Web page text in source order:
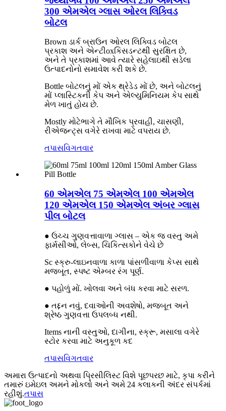
300 એમએલ ગ્લાસ ઓરલ લિક્વિડ
બોટલ
Brown ડાર્ક બ્રાઉન ઓરલ લિક્વિડ બોટલ
પ્રકાશ અને એન્ટીoxકિસડન્ટથી સુરક્ષિત છે,
અને તે પ્રકાશમાં આવે ત્યારે સહેલાઇથી સડેલા
ઉત્પાદનોનો સમાવેશ કરી શકે છે.
Bottle બોટલનું મોં એક થ્રેડેડ મોં છે, અને બોટલનું
મોં પ્લાસ્ટિકની કેપ અને એલ્યુમિનિયમ કેપ સાથે
મેળ ખાતું હોય છે.
Mostly મોટેભાગે તે મૌખિક પ્રવાહી, ચાસણી,
રીએજન્ટ્સ વગેરે રાખવા માટે વપરાય છે.
તપાસવિગતવાર
60 એમએલ 75 એમએલ 100 એમએલ
120 એમએલ 150 એમએલ અંબર ગ્લાસ
પીલ બોટલ
● ઉચ્ચ ગુણવત્તાવાળા ગ્લાસ – એક જ વસ્તુ અમે
ફાર્મસીઓ, લેબ્સ, ચિકિત્સકોને વેચે છે
Sc સ્ક્રુ-લાઇનવાળા કાળા પાંસળીવાળા કેપ્સ સાથે
મજબૂત, સ્પષ્ટ એમ્બર રંગ પૂર્ણ.
● પહોળું મોં. ખોલવા અને બંધ કરવા માટે સરળ.
● તદ્દન નવું, દવાઓની અવશેષો, મજબૂત અને
શ્રેષ્ઠ ગુણવત્તા ઉપલબ્ધ નથી.
Items નાની વસ્તુઓ, દાગીના, સ્ક્રૂ, મસાલા વગેરે
સ્ટોર કરવા માટે અનુકૂળ કદ
તપાસવિગતવાર
અમારા ઉત્પાદનો અથવા પ્રિસીલિસ્ટ વિશે પૂછપરછ માટે, કૃપા કરીને
તમારું ઇમેઇલ અમને મોકલો અને અમે 24 કલાકની અંદર સંપર્કમાં
રહીશું.તપાસ